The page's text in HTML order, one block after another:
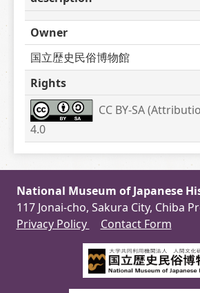
Owner
国立歴史民俗博物館
Rights
CC BY-SA
4.0
National Museum of Japanese
117 Jonai-cho, Sakura City, Chiba
Privacy Policy
Contact Form